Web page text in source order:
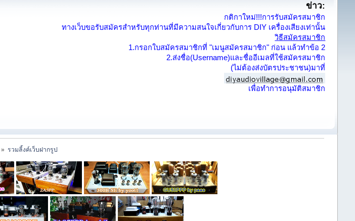
ข่าว:
กติกาใหม่!!!การรับสมัครสมาชิก
ทางเว็บขอรับสมัครสำหรับทุกท่านที่มีความสนใจเกี่ยวกับการ DIY เครื่องเสียงเท่านั้น
วิธีสมัครสมาชิก
1.กรอกใบสมัครสมาชิกที่ "เมนูสมัครสมาชิก" ก่อน แล้วทำข้อ 2
2.ส่งชื่อ(Username)และชื่ออีเมลที่ใช้สมัครสมาชิก
(ไม่ต้องส่งบัตรประชาชน)มาที่
เพื่อทำการอนุมัติสมาชิก
» รวมลิ้งค์เว็บฝากรูป